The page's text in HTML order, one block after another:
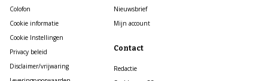
Colofon
Cookie informatie
Cookie Instellingen
Privacy beleid
Disclaimer/vrijwaring
Nieuwsbrief
Mijn account
Contact
Redactie